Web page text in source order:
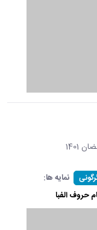
نمایه ها:
حروف الفبا